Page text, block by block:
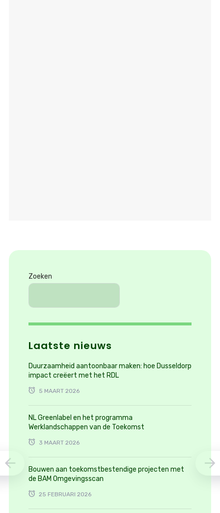
Zoeken
Laatste nieuws
Duurzaamheid aantoonbaar maken: hoe Dusseldorp
impact creëert met het RDL
5 MAART 2026
NL Greenlabel en het programma
Werklandschappen van de Toekomst
3 MAART 2026
Bouwen aan toekomstbestendige projecten met
de BAM Omgevingsscan
25 FEBRUARI 2026